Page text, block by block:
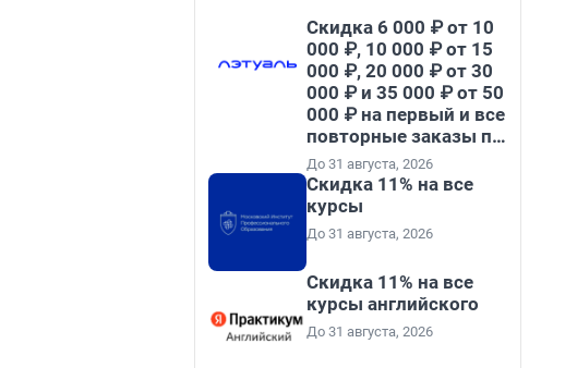
Скидка 6 000 ₽ от 10
000 ₽, 10 000 ₽ от 15
000 ₽, 20 000 ₽ от 30
000 ₽ и 35 000 ₽ от 50
000 ₽ на первый и все
повторные заказы по
промокоду НАБЕРИ
До 31 августа, 2026
Скидка 11% на все
курсы
До 31 августа, 2026
Скидка 11% на все
курсы английского
До 31 августа, 2026